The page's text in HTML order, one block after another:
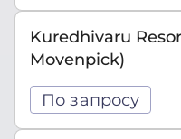
Kuredhivaru
Movenpick)
По запросу